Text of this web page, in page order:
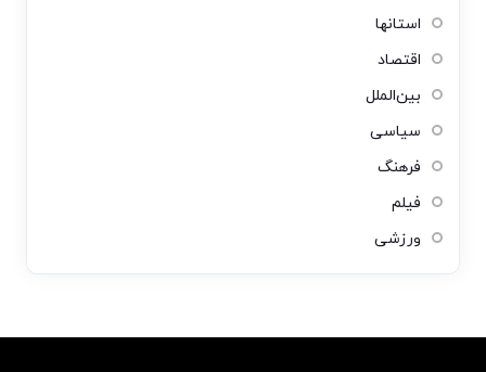
استانها
اقتصاد
بین‌الملل
سیاسی
فرهنگ
فیلم
ورزشی